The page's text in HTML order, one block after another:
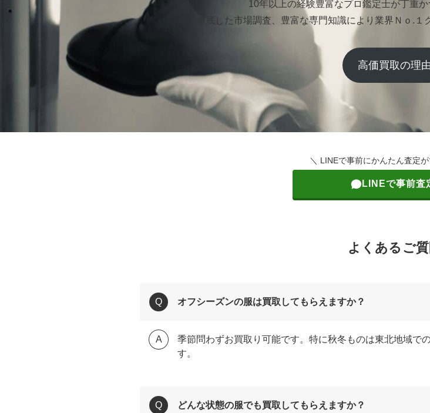
10年以上の経験豊富なプロ鑑定士が丁重か
徹底した市場調査、豊富な専門知識により業界Ｎｏ.１
高価買取の理
＼ LINEで事前にかんたん査定
LINEで事前査
よくあるご質
オフシーズンの服は買取してもらえますか？
季節問わずお買取り可能です。特に秋冬ものは東北地域で
す。
どんな状態の服でも買取してもらえますか？